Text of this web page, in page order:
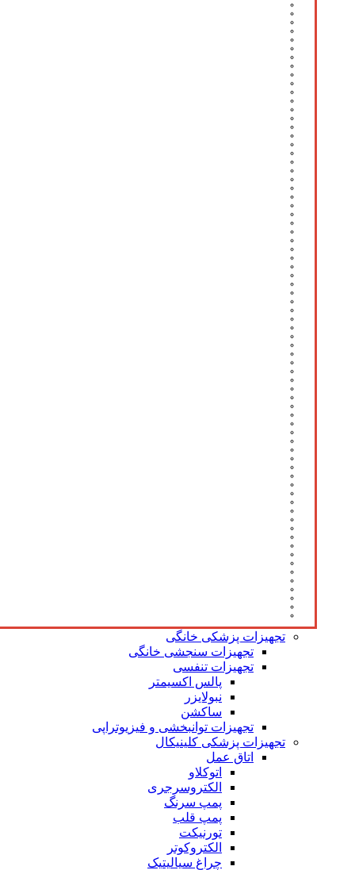
تجهیزات پزشکی خانگی
تجهیزات سنجشی خانگی
تجهیزات تنفسی
پالس اکسیمتر
نبولایزر
ساکشن
تجهیزات توانبخشی و فیزیوتراپی
تجهیزات پزشکی کلینیکال
اتاق عمل
اتوکلاو
الکتروسرجری
پمپ سرنگ
پمپ قلب
تورنیکت
الکتروکوتر
چراغ سیالیتیک